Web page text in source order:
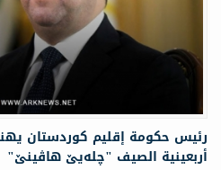
رئيس حكومة إقليم كوردستان
أربعينية الصيف "چله‌یێ هاڤینێ"